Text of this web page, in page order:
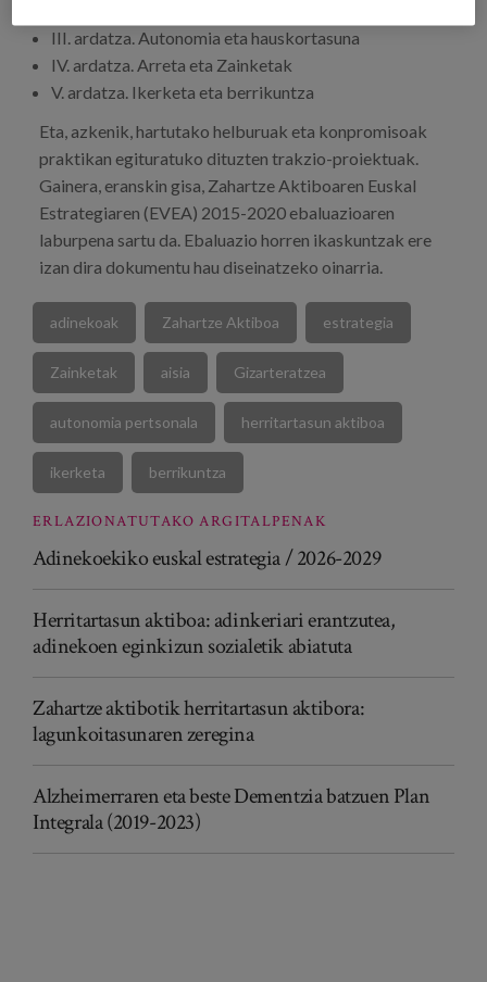
III. ardatza. Autonomia eta hauskortasuna
IV. ardatza. Arreta eta Zainketak
V. ardatza. Ikerketa eta berrikuntza
Eta, azkenik, hartutako helburuak eta konpromisoak
praktikan egituratuko dituzten trakzio-proiektuak.
Gainera, eranskin gisa, Zahartze Aktiboaren Euskal
Estrategiaren (EVEA) 2015-2020 ebaluazioaren
laburpena sartu da. Ebaluazio horren ikaskuntzak ere
izan dira dokumentu hau diseinatzeko oinarria.
adinekoak Zahartze Aktiboa estrategia
Zainketak aisia Gizarteratzea
autonomia pertsonala herritartasun aktiboa
ikerketa berrikuntza
ERLAZIONATUTAKO ARGITALPENAK
Adinekoekiko euskal estrategia / 2026-2029
Herritartasun aktiboa: adinkeriari erantzutea,
adinekoen eginkizun sozialetik abiatuta
Zahartze aktibotik herritartasun aktibora:
lagunkoitasunaren zeregina
Alzheimerraren eta beste Dementzia batzuen Plan
Integrala (2019-2023)